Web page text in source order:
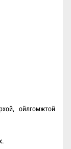
ойлгомжтой